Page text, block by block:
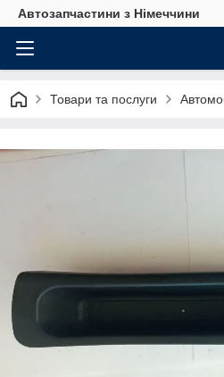
Автозапчастини з Німеччини
Товари та послуги